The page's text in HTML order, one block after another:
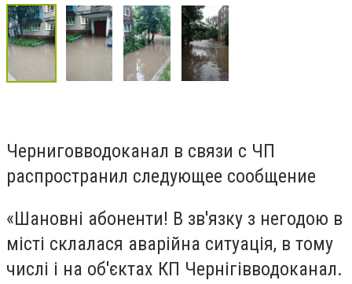
Черниговводоканал в связи с ЧП
распространил следующее сообщение
«Шановні абоненти! В зв'язку з негодою в
місті склалася аварійна ситуація, в тому
числі і на об'єктах КП Чернігівводоканал.